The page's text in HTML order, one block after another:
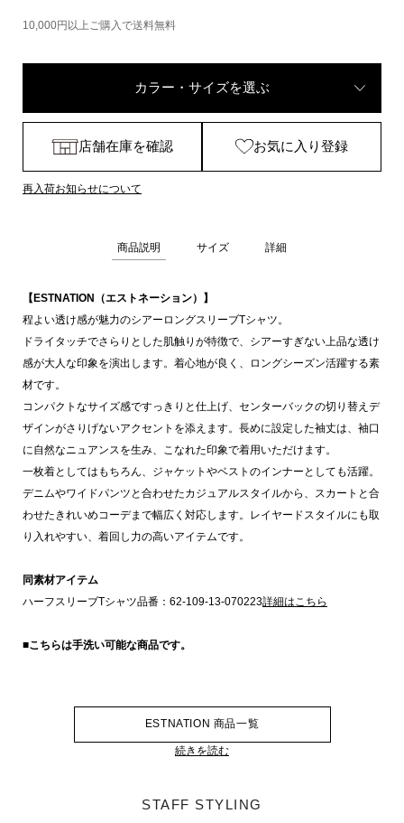
10,000円以上ご購入で送料無料
カラー・サイズを選ぶ
店舗在庫を確認 お気に入り登録
再入荷お知らせについて
商品説明 サイズ 詳細
【ESTNATION（エストネーション）】
程よい透け感が魅力のシアーロングスリーブTシャツ。
ドライタッチでさらりとした肌触りが特徴で、シアーすぎない上品な透け
感が大人な印象を演出します。着心地が良く、ロングシーズン活躍する素
材です。
コンパクトなサイズ感ですっきりと仕上げ、センターバックの切り替えデ
ザインがさりげないアクセントを添えます。長めに設定した袖丈は、袖口
に自然なニュアンスを生み、こなれた印象で着用いただけます。
一枚着としてはもちろん、ジャケットやベストのインナーとしても活躍。
デニムやワイドパンツと合わせたカジュアルスタイルから、スカートと合
わせたきれいめコーデまで幅広く対応します。レイヤードスタイルにも取
り入れやすい、着回し力の高いアイテムです。
同素材アイテム
ハーフスリーブTシャツ品番：62-109-13-070223詳細はこちら
■こちらは手洗い可能な商品です。
ESTNATION 商品一覧
続きを読む
STAFF STYLING